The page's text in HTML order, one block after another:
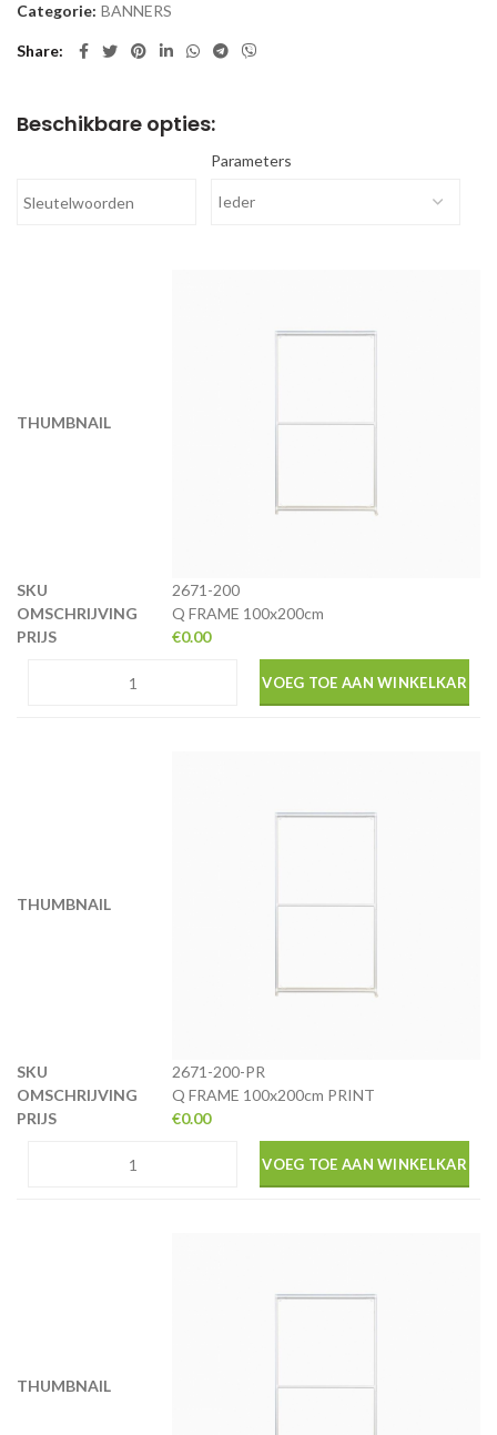
Categorie: BANNERS
Share
Beschikbare opties:
Parameters
2671-200
Q FRAME 100x200cm
€0.00
VOEG TOE AAN WINKELKAR
2671-200-PR
Q FRAME 100x200cm PRINT
€0.00
VOEG TOE AAN WINKELKAR